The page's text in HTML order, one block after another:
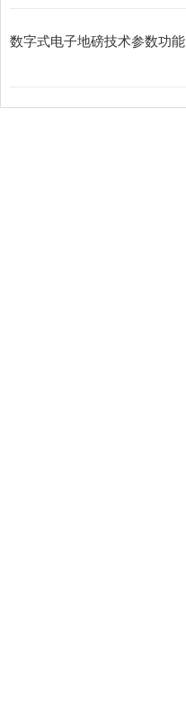
数字式电子地磅技术参数功能